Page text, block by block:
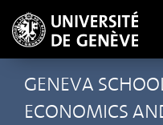
GENEVA
ECONOMICS